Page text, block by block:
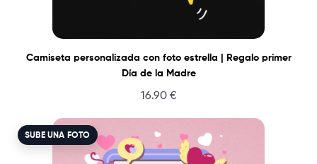
Camiseta personalizada con foto estrella | Regalo primer
Día de la Madre
16.90 €
SUBE UNA FOTO